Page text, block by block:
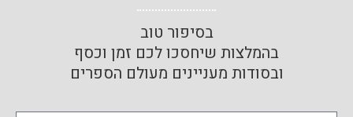
בסיפור טוב
בהמלצות שיחסכו לכם זמן וכסף
ובסודות מעניינים מעולם הספרים